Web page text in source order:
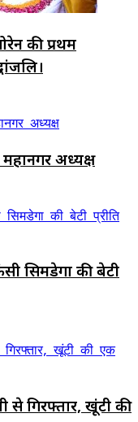
की प्रथम
अध्यक्ष
सिमडेगा की बेटी
से गिरफ्तार, खूंटी की